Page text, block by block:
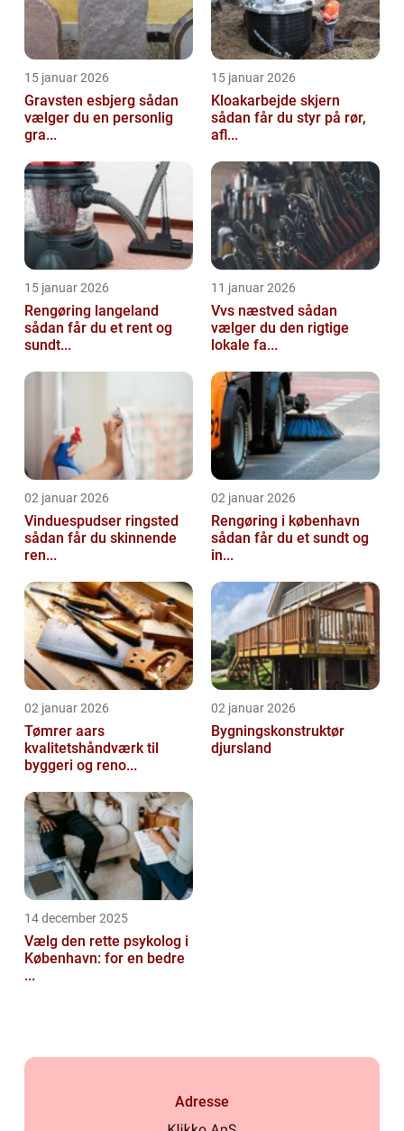
15 januar 2026
Gravsten esbjerg sådan
vælger du en personlig
gra...
15 januar 2026
Kloakarbejde skjern
sådan får du styr på rør,
afl...
15 januar 2026
Rengøring langeland
sådan får du et rent og
sundt...
11 januar 2026
Vvs næstved sådan
vælger du den rigtige
lokale fa...
02 januar 2026
Vinduespudser ringsted
sådan får du skinnende
ren...
02 januar 2026
Rengøring i københavn
sådan får du et sundt og
in...
02 januar 2026
Tømrer aars
kvalitetshåndværk til
byggeri og reno...
02 januar 2026
Bygningskonstruktør
djursland
14 december 2025
Vælg den rette psykolog i
København: for en bedre
...
Adresse